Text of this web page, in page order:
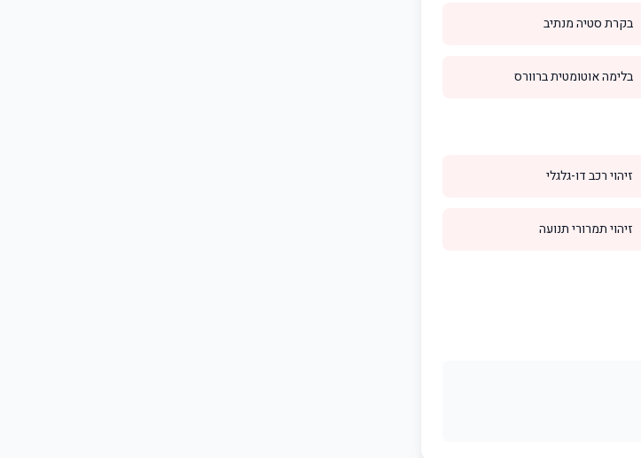
בקרת סטיה מנתיב
בלימה אוטומטית ברוורס
זיהוי רכב דו-גלגלי
זיהוי תמרורי תנועה